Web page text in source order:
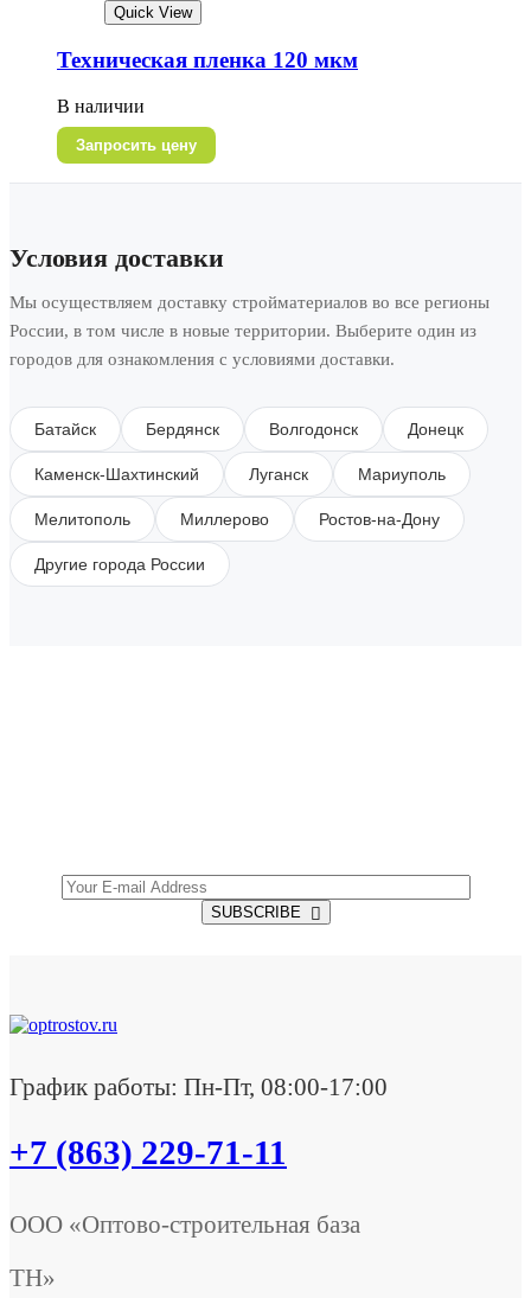
Quick View
Техническая пленка 120 мкм
В наличии
Запросить цену
Условия доставки
Мы осуществляем доставку стройматериалов во все регионы
России, в том числе в новые территории. Выберите один из
городов для ознакомления с условиями доставки.
Батайск Бердянск Волгодонск Донецк
Каменск-Шахтинский Луганск Мариуполь
Мелитополь Миллерово Ростов-на-Дону
Другие города России
SUBSCRIBE
График работы: Пн-Пт, 08:00-17:00
+7 (863) 229-71-11
ООО «Оптово-строительная база
ТН»